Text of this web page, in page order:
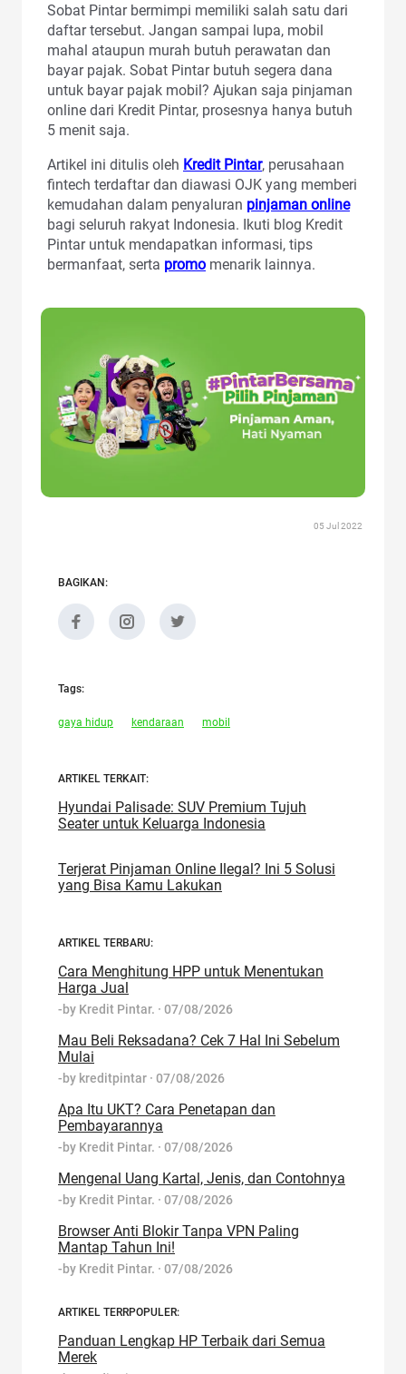
Sobat Pintar bermimpi memiliki salah satu dari
daftar tersebut. Jangan sampai lupa, mobil
mahal ataupun murah butuh perawatan dan
bayar pajak. Sobat Pintar butuh segera dana
untuk bayar pajak mobil? Ajukan saja pinjaman
online dari Kredit Pintar, prosesnya hanya butuh
5 menit saja.
Artikel ini ditulis oleh Kredit Pintar, perusahaan
fintech terdaftar dan diawasi OJK yang memberi
kemudahan dalam penyaluran pinjaman online
bagi seluruh rakyat Indonesia. Ikuti blog Kredit
Pintar untuk mendapatkan informasi, tips
bermanfaat, serta promo menarik lainnya.
05 Jul 2022
BAGIKAN:
Tags:
gaya hidup kendaraan mobil
ARTIKEL TERKAIT:
Hyundai Palisade: SUV Premium Tujuh
Seater untuk Keluarga Indonesia
Terjerat Pinjaman Online Ilegal? Ini 5 Solusi
yang Bisa Kamu Lakukan
ARTIKEL TERBARU:
Cara Menghitung HPP untuk Menentukan
Harga Jual
-by Kredit Pintar. · 07/08/2026
Mau Beli Reksadana? Cek 7 Hal Ini Sebelum
Mulai
-by kreditpintar · 07/08/2026
Apa Itu UKT? Cara Penetapan dan
Pembayarannya
-by Kredit Pintar. · 07/08/2026
Mengenal Uang Kartal, Jenis, dan Contohnya
-by Kredit Pintar. · 07/08/2026
Browser Anti Blokir Tanpa VPN Paling
Mantap Tahun Ini!
-by Kredit Pintar. · 07/08/2026
ARTIKEL TERRPOPULER:
Panduan Lengkap HP Terbaik dari Semua
Merek